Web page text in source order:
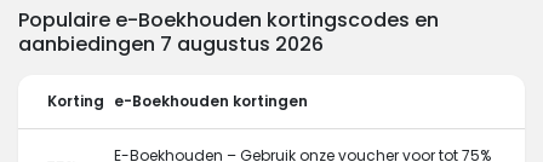
Populaire e-Boekhouden kortingscodes en
aanbiedingen 7 augustus 2026
Korting e-Boekhouden kortingen
E-Boekhouden – Gebruik onze voucher voor tot 75%